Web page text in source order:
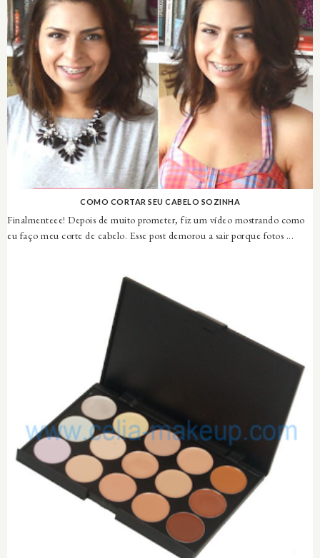
COMO CORTAR SEU CABELO SOZINHA
Finalmenteee! Depois de muito prometer, fiz um vídeo mostrando como
eu faço meu corte de cabelo. Esse post demorou a sair porque fotos ...